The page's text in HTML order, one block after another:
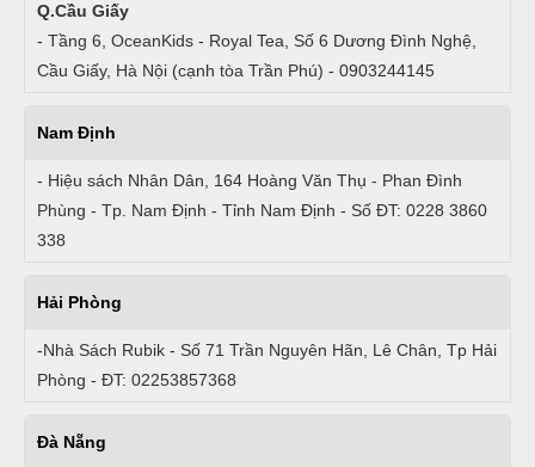
Q.Cầu Giấy
- Tầng 6, OceanKids - Royal Tea, Số 6 Dương Đình Nghệ,
Cầu Giấy, Hà Nội (cạnh tòa Trần Phú) - 0903244145
Nam Định
- Hiệu sách Nhân Dân, 164 Hoàng Văn Thụ - Phan Đình
Phùng - Tp. Nam Định - Tỉnh Nam Định - Số ĐT: 0228 3860
338
Hải Phòng
-Nhà Sách Rubik - Số 71 Trần Nguyên Hãn, Lê Chân, Tp Hải
Phòng - ĐT: 02253857368
Đà Nẵng